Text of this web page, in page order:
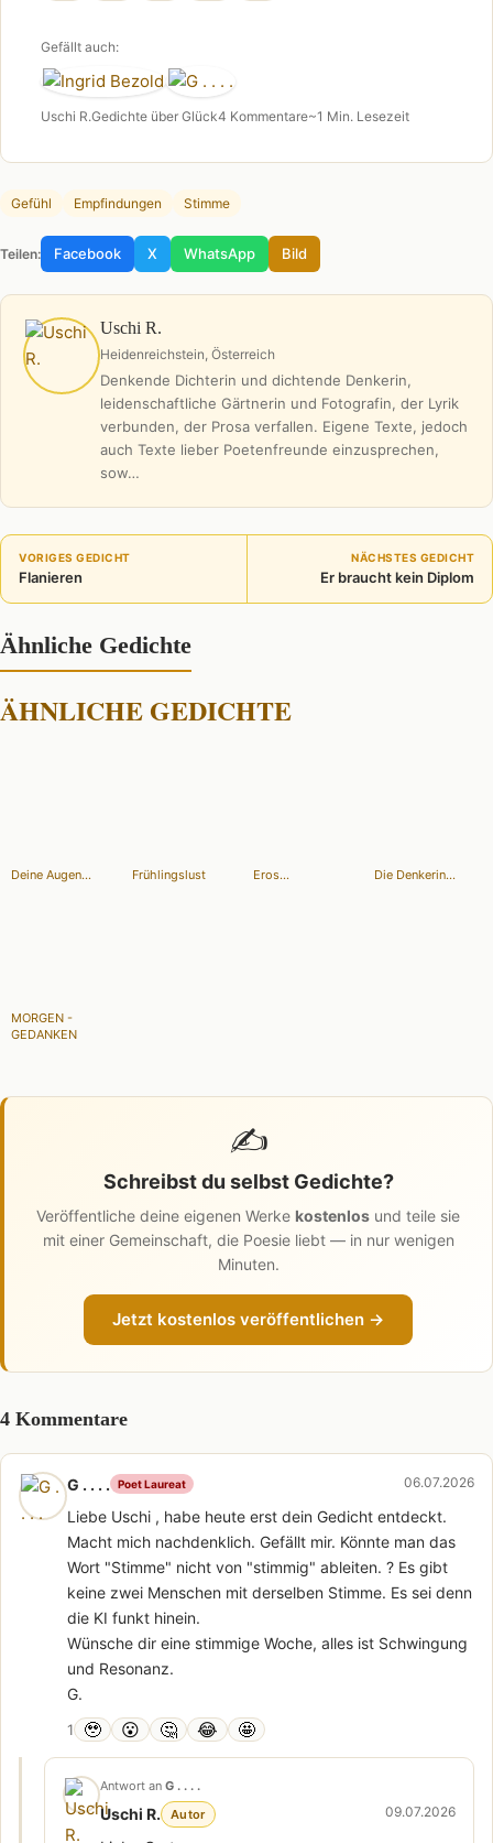
Gefällt auch:
Uschi R.Gedichte über Glück4 Kommentare~1 Min. Lesezeit
Gefühl Empfindungen Stimme
Teilen: Facebook X WhatsApp Bild
Uschi R.
Heidenreichstein, Österreich
Denkende Dichterin und dichtende Denkerin,
leidenschaftliche Gärtnerin und Fotografin, der Lyrik
verbunden, der Prosa verfallen. Eigene Texte, jedoch
auch Texte lieber Poetenfreunde einzusprechen,
sow…
VORIGES GEDICHT
Flanieren
NÄCHSTES GEDICHT
Er braucht kein Diplom
Ähnliche Gedichte
ÄHNLICHE GEDICHTE
Deine Augen... Frühlingslust Eros... Die Denkerin...
MORGEN -
GEDANKEN
✍️
Schreibst du selbst Gedichte?
Veröffentliche deine eigenen Werke kostenlos und teile sie
mit einer Gemeinschaft, die Poesie liebt — in nur wenigen
Minuten.
Jetzt kostenlos veröffentlichen →
4 Kommentare
G . . . . Poet Laureat 06.07.2026
Liebe Uschi , habe heute erst dein Gedicht entdeckt.
Macht mich nachdenklich. Gefällt mir. Könnte man das
Wort "Stimme" nicht von "stimmig" ableiten. ? Es gibt
keine zwei Menschen mit derselben Stimme. Es sei denn
die KI funkt hinein.
Wünsche dir eine stimmige Woche, alles ist Schwingung
und Resonanz.
G.
1 🥹 😮 🤔 😂 🤩
Antwort an G . . . .
Uschi R. Autor 09.07.2026